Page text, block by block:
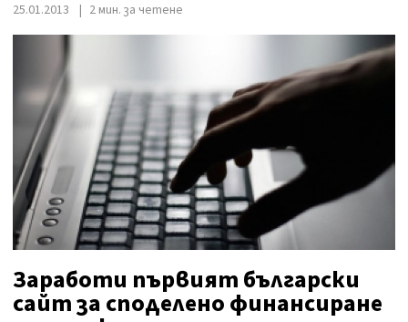
25.01.2013 2 мин. за четене
Заработи първият български
сайт за споделено финансиране